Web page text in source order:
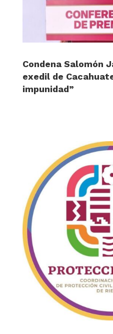
Condena Salomón
exedil de
impunidad”